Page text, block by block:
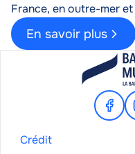
France, en outre-mer et
En savoir plus
Crédit